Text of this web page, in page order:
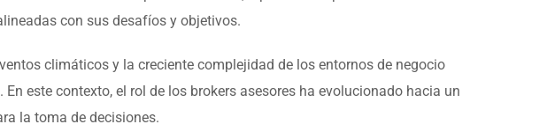
con sus desafíos y objetivos.
climáticos y la creciente complejidad de los entornos de negocio
este contexto, el rol de los brokers asesores ha evolucionado hacia un
la toma de decisiones.